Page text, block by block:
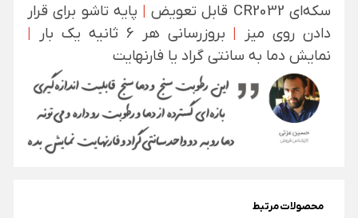
سکه‌ای CR2032 قابل تعویض
| پایه تاشو برای قرار
دادن روی میز | بروزرسانی هر 6 ثانیه یک بار
|
نمایش دما به سانتی گراد یا فارنهایت
محصولات مرتبط